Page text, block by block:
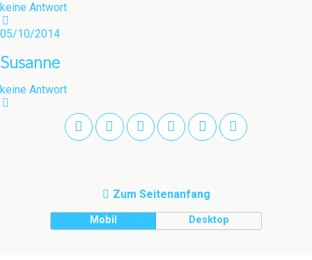
keine Antwort
05/10/2014
Susanne
keine Antwort
Zum Seitenanfang
Mobil Desktop